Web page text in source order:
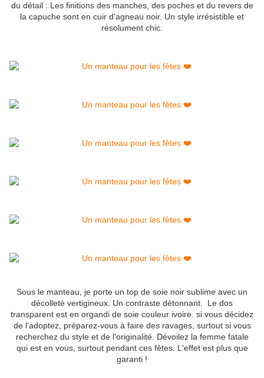
du détail : Les finitions des manches, des poches et du revers de
la capuche sont en cuir d'agneau noir. Un style irrésistible et
résolument chic.
Sous le manteau, je porte un top de soie noir sublime avec un
décolleté vertigineux. Un contraste détonnant. Le dos
transparent est en organdi de soie couleur ivoire. si vous décidez
de l'adoptez, préparez-vous à faire des ravages, surtout si vous
recherchez du style et de l'originalité. Dévoilez la femme fatale
qui est en vous, surtout pendant ces fêtes. L'effet est plus que
garanti !